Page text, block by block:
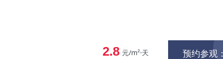
2.8 元/m²⋅天 预约参观：